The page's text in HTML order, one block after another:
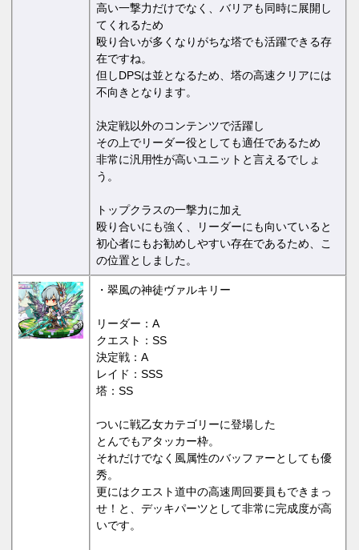
高い一撃力だけでなく、バリアも同時に展開し
てくれるため
殴り合いが多くなりがちな塔でも活躍できる存
在ですね。
但しDPSは並となるため、塔の高速クリアには
不向きとなります。
決定戦以外のコンテンツで活躍し
その上でリーダー役としても適任であるため
非常に汎用性が高いユニットと言えるでしょ
う。
トップクラスの一撃力に加え
殴り合いにも強く、リーダーにも向いていると
初心者にもお勧めしやすい存在であるため、こ
の位置としました。
・翠風の神徒ヴァルキリー
リーダー：A
クエスト：SS
決定戦：A
レイド：SSS
塔：SS
ついに戦乙女カテゴリーに登場した
とんでもアタッカー枠。
それだけでなく風属性のバッファーとしても優
秀。
更にはクエスト道中の高速周回要員もできまっ
せ！と、デッキパーツとして非常に完成度が高
いです。